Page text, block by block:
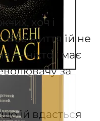
хоч і
Все життя їй не
— ніхто і має
за
їй вдасться